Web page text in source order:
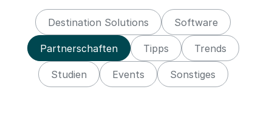
Destination Solutions Software
Partnerschaften Tipps Trends
Studien Events Sonstiges